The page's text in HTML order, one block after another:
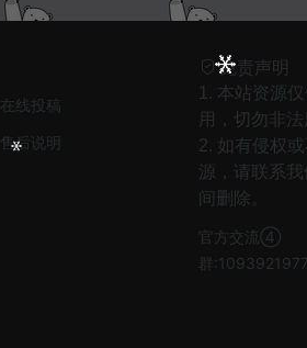
在线投稿
售后说明
免责声明
1. 本站资源
用，切勿非法
2. 如有侵权
源，请联系我
间删除。
官方交流④
群:1093921977